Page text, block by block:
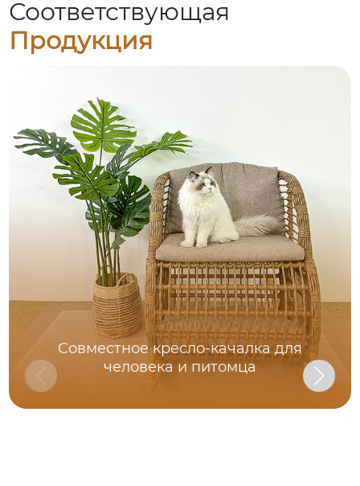
Соответствующая
Продукция
Совместное кресло-качалка для
человека и питомца